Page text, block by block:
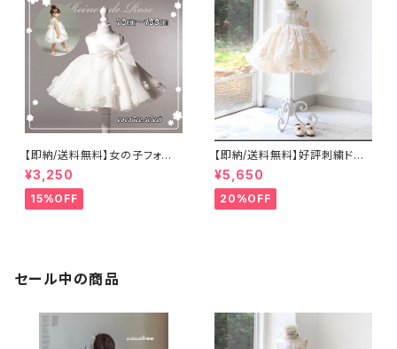
【即納/送料無料】女の子フォー
マルドレスこどもドレスワンピー
ス２リボンドレスホワイト ふんわ
り パール＆リボン付き ドレス
ベビードレス入園式卒園式100
¥3,250
15%OFF
【即納/送料無料】好評刺繍ドレ
ス子供ドレス豪華高見えドレ
ス ネックビーズベビードレ
ス 女のドレス子供ドレス 女
の子ワンピース セレモニージ
¥5,650
20%OFF
セール中の商品